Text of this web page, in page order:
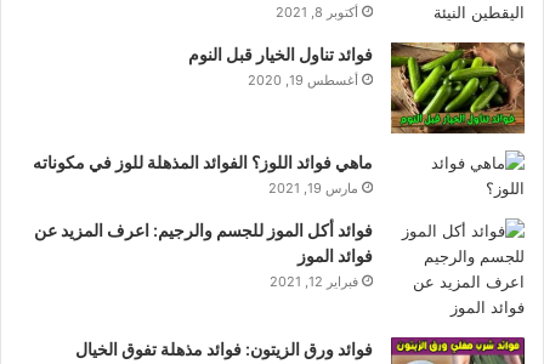
أكتوبر 8, 2021
فوائد تناول الخيار قبل النوم
أغسطس 19, 2020
ماهي فوائد اللوز؟ الفوائد المذهلة للوز في مكوناته
مارس 19, 2021
فوائد أكل الموز للجسم والرجيم: اعرف المزيد عن
فوائد الموز
فبراير 12, 2021
فوائد ورق الزيتون: فوائد مذهلة تفوق الخيال